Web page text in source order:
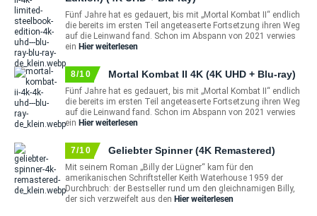
Fünf Jahre hat es gedauert, bis mit „Mortal Kombat II“ endlich
die bereits im ersten Teil angeteaserte Fortsetzung ihren Weg
auf die Leinwand fand. Schon im Abspann von 2021 verwies
ein Hier weiterlesen
8/10 Mortal Kombat II 4K (4K UHD + Blu-ray)
Fünf Jahre hat es gedauert, bis mit „Mortal Kombat II“ endlich
die bereits im ersten Teil angeteaserte Fortsetzung ihren Weg
auf die Leinwand fand. Schon im Abspann von 2021 verwies
ein Hier weiterlesen
7/10 Geliebter Spinner (4K Remastered)
Mit seinem Roman „Billy der Lügner“ kam für den
amerikanischen Schriftsteller Keith Waterhouse 1959 der
Durchbruch: der Bestseller rund um den gleichnamigen Billy,
der sich verzweifelt aus den Hier weiterlesen